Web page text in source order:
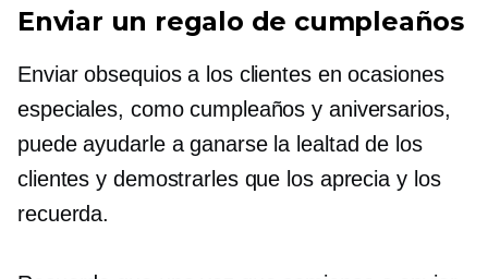
Enviar un regalo de cumpleaños
Enviar obsequios a los clientes en ocasiones
especiales, como cumpleaños y aniversarios,
puede ayudarle a ganarse la lealtad de los
clientes y demostrarles que los aprecia y los
recuerda.